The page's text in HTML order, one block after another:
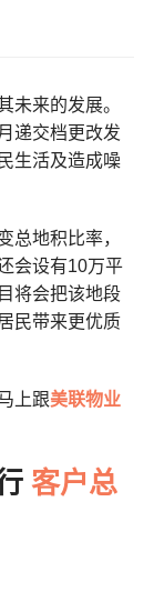
未来的发展。
递交档更改发
生活及造成噪
总地积比率，
会设有10万平
将会把该地段
民带来更优质
上跟美联物业
客户总